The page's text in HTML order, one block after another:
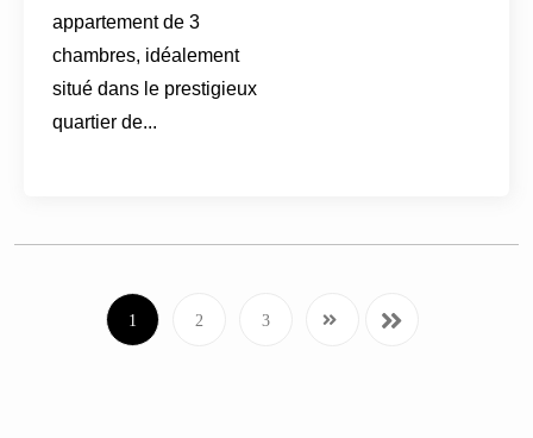
appartement de 3
chambres, idéalement
situé dans le prestigieux
quartier de...
1 2 3